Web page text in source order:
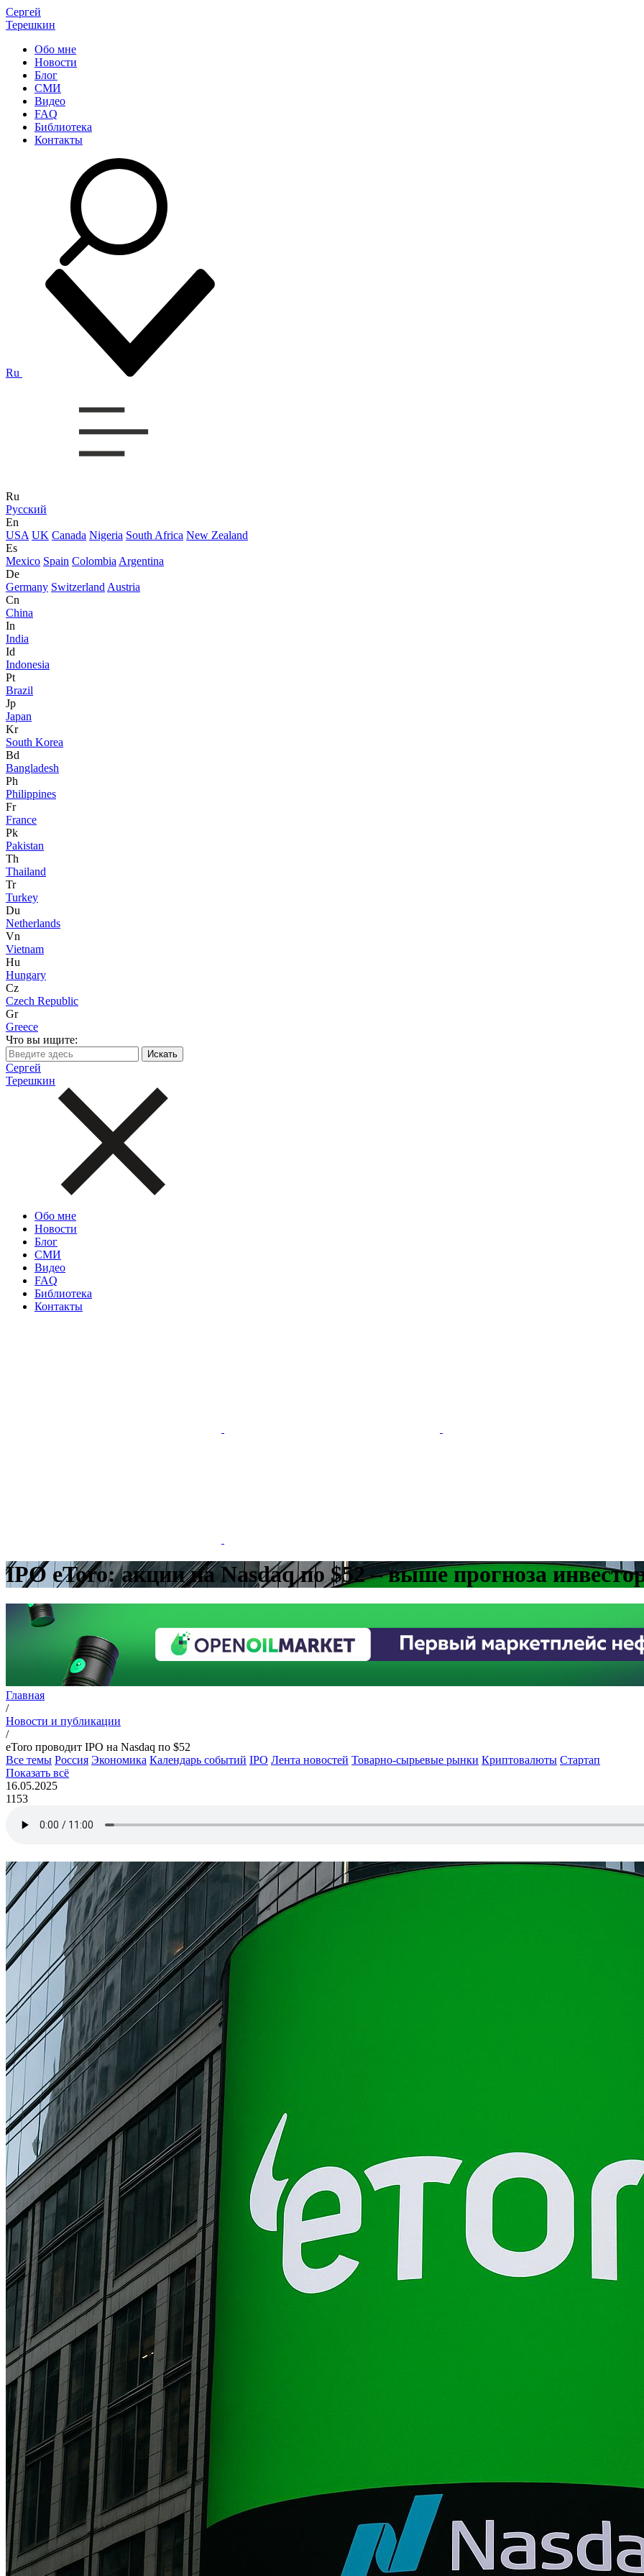
Сергей
Терешкин
Обо мне
Новости
Блог
СМИ
Видео
FAQ
Библиотека
Контакты
Ru
Ru
Русский
En
USA UK Canada Nigeria South Africa New Zealand
Es
Mexico Spain Colombia Argentina
De
Germany Switzerland Austria
Cn
China
In
India
Id
Indonesia
Pt
Brazil
Jp
Japan
Kr
South Korea
Bd
Bangladesh
Ph
Philippines
Fr
France
Pk
Pakistan
Th
Thailand
Tr
Turkey
Du
Netherlands
Vn
Vietnam
Hu
Hungary
Cz
Czech Republic
Gr
Greece
Что вы ищите:
Сергей
Терешкин
Обо мне
Новости
Блог
СМИ
Видео
FAQ
Библиотека
Контакты
IPO eToro: акции на Nasdaq по $52 – выше прогноза
Главная
/
Новости и публикации
/
eToro проводит IPO на Nasdaq по $52
Все темы Россия Экономика Календарь событий IPO Лента новостей Товарно-сырьевые рынки Криптовалюты Стартап
Показать всё
16.05.2025
1153